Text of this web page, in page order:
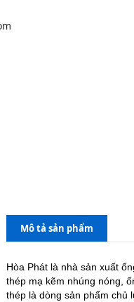
Mô tả sản phẩm
Hòa Phát là nhà sản xuất
thép mạ kẽm nhúng nóng,
thép là dòng sản phẩm chủ